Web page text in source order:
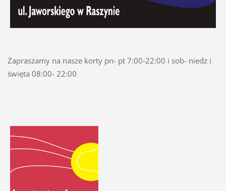
Zapraszamy na nasze korty pn- pt 7:00-22:00 i sob- niedz i
święta 08:00- 22:00